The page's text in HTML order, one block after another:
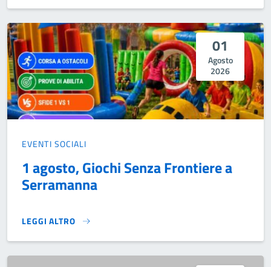
01
Agosto
2026
EVENTI SOCIALI
1 agosto, Giochi Senza Frontiere a
Serramanna
LEGGI ALTRO
1 AGOSTO, GIOCHI SENZA FRONTIERE A SERRAMANNA}